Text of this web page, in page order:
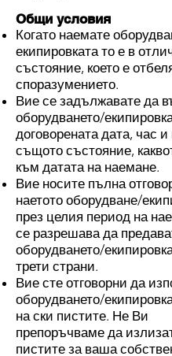
Общи условия
Когато наемате
екипировката то е в
състояние, което е
споразумението.
Вие се задължавате да
оборудването/
договорената дата, час
същото състояние,
към датата на наемане.
Вие носите пълна
наетото оборудване/
през целия период на
се разрешава да
оборудването/
трети страни.
Вие сте отговорни да
оборудването/
на ски пистите. Не Ви
препоръчваме да
пистите за ваша